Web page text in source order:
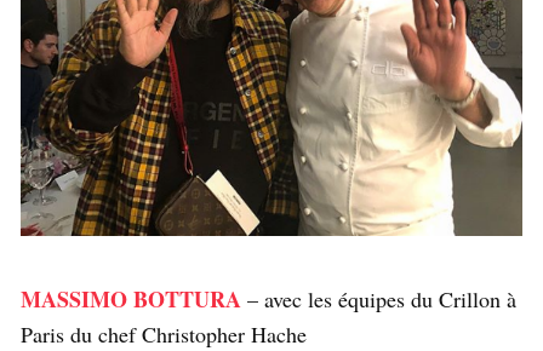
MASSIMO BOTTURA – avec les équipes du Crillon à
Paris du chef Christopher Hache